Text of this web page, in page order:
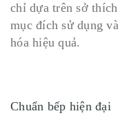
chỉ dựa trên sở
mục đích sử dụng
hóa hiệu quả.
Chuẩn bếp hiện đại